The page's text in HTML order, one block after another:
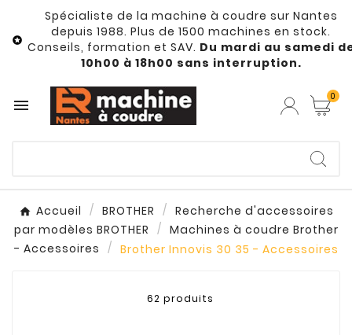

Spécialiste de la machine à coudre sur Nantes
depuis 1988. Plus de 1500 machines en stock.
Conseils, formation et SAV. Du mardi au samedi
10h00 à 18h00 sans interruption.
 0
Accueil BROTHER
Recherche d'accessoires
par modèles BROTHER
Machines à coudre Brother
- Accessoires
Brother Innovis 30 35 - Accessoires
62 produits